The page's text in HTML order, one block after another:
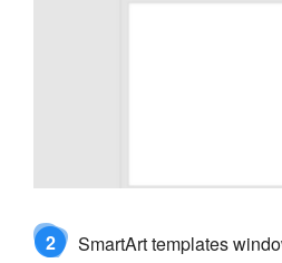
2
SmartArt templates